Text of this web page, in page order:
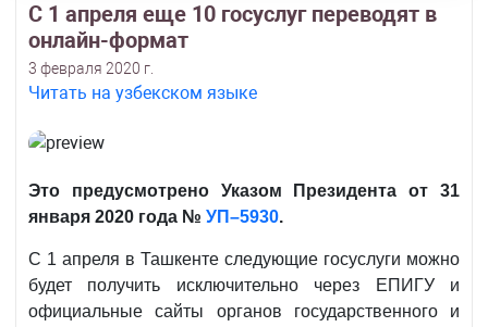
С 1 апреля еще 10 госуслуг переводят в
онлайн-формат
3 февраля 2020 г.
Читать на узбекском языке
Это предусмотрено Указом Президента от 31
января 2020 года № УП–5930.
С 1 апреля в Ташкенте следующие госуслуги можно
будет получить исключительно через ЕПИГУ и
официальные сайты органов государственного и